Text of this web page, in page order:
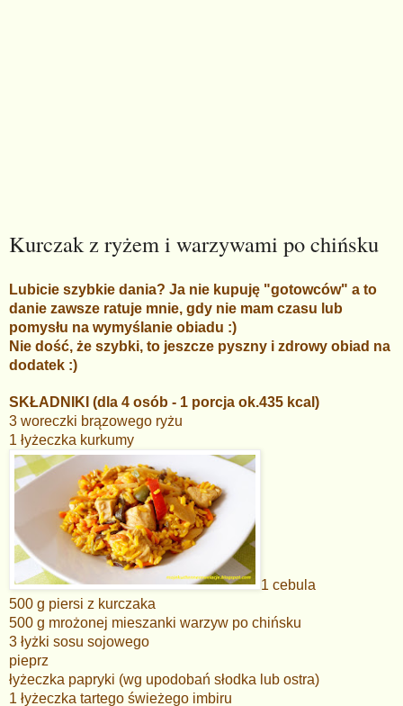
Kurczak z ryżem i warzywami po chińsku
Lubicie szybkie dania? Ja nie kupuję "gotowców" a to
danie zawsze ratuje mnie, gdy nie mam czasu lub
pomysłu na wymyślanie obiadu :)
Nie dość, że szybki, to jeszcze pyszny i zdrowy obiad na
dodatek :)
SKŁADNIKI (dla 4 osób - 1 porcja ok.435 kcal)
3 woreczki brązowego ryżu
1 łyżeczka kurkumy
1 cebula
500 g piersi z kurczaka
500 g mrożonej mieszanki warzyw po chińsku
3 łyżki sosu sojowego
pieprz
łyżeczka papryki (wg upodobań słodka lub ostra)
1 łyżeczka tartego świeżego imbiru